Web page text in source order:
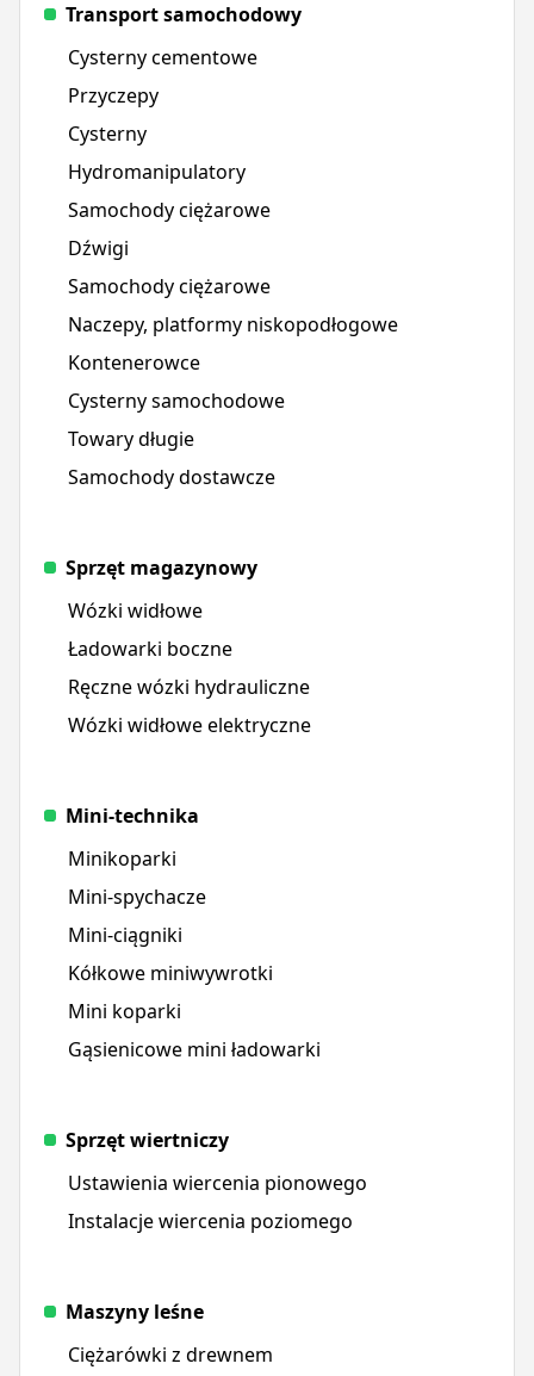
Transport samochodowy
Cysterny cementowe
Przyczepy
Cysterny
Hydromanipulatory
Samochody ciężarowe
Dźwigi
Samochody ciężarowe
Naczepy, platformy niskopodłogowe
Kontenerowce
Cysterny samochodowe
Towary długie
Samochody dostawcze
Sprzęt magazynowy
Wózki widłowe
Ładowarki boczne
Ręczne wózki hydrauliczne
Wózki widłowe elektryczne
Mini-technika
Minikoparki
Mini-spychacze
Mini-ciągniki
Kółkowe miniwywrotki
Mini koparki
Gąsienicowe mini ładowarki
Sprzęt wiertniczy
Ustawienia wiercenia pionowego
Instalacje wiercenia poziomego
Maszyny leśne
Ciężarówki z drewnem